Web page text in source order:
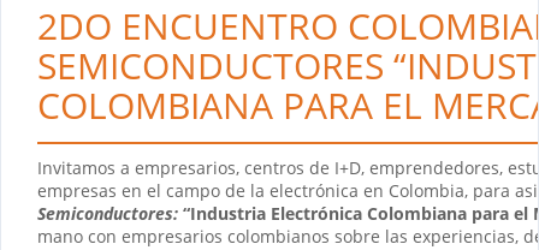
2DO ENCUENTRO
SEMICONDUCTORES
COLOMBIANA PARA EL
Invitamos a empresarios, centros de I+D, emprendedores,
empresas en el campo de la electrónica en Colombia, para
Semiconductores: “Industria Electrónica Colombiana para el
mano con empresarios colombianos sobre las experiencias,